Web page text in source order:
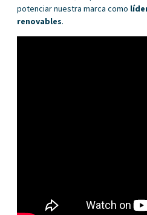
potenciar nuestra marca como
renovables.